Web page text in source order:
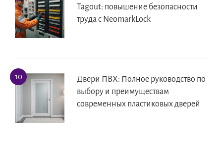
Tagout: повышение безопасности
труда с NeomarkLock
Двери ПВХ: Полное руководство по
выбору и преимуществам
современных пластиковых дверей